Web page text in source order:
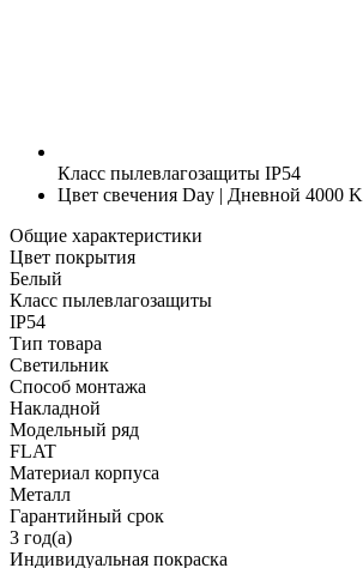
Класс пылевлагозащиты IP54
Цвет свечения Day | Дневной 4000 K
Общие характеристики
Цвет покрытия
Белый
Класс пылевлагозащиты
IP54
Тип товара
Светильник
Способ монтажа
Накладной
Модельный ряд
FLAT
Материал корпуса
Металл
Гарантийный срок
3 год(а)
Индивидуальная покраска